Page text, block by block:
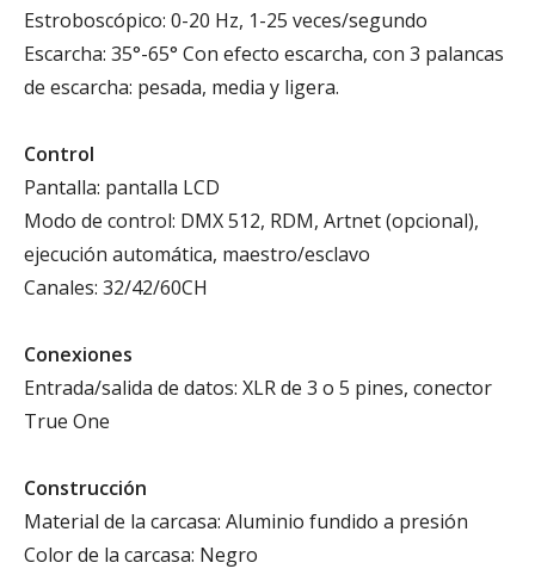
Estroboscópico: 0-20 Hz, 1-25 veces/segundo
Escarcha: 35°-65° Con efecto escarcha, con 3 palancas
de escarcha: pesada, media y ligera.
Control
Pantalla: pantalla LCD
Modo de control: DMX 512, RDM, Artnet (opcional),
ejecución automática, maestro/esclavo
Canales: 32/42/60CH
Conexiones
Entrada/salida de datos: XLR de 3 o 5 pines, conector
True One
Construcción
Material de la carcasa: Aluminio fundido a presión
Color de la carcasa: Negro